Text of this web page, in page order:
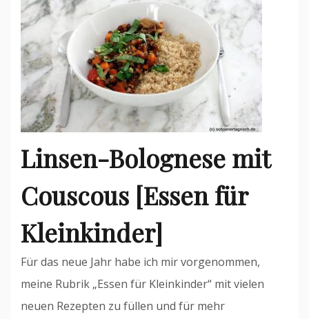
Linsen-Bolognese mit
Couscous [Essen für
Kleinkinder]
Für das neue Jahr habe ich mir vorgenommen,
meine Rubrik „Essen für Kleinkinder“ mit vielen
neuen Rezepten zu füllen und für mehr